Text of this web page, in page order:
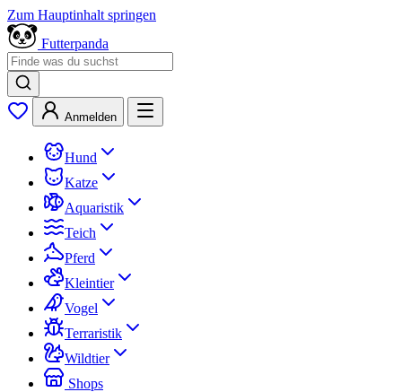
Zum Hauptinhalt springen
Futterpanda
Anmelden
Hund
Katze
Aquaristik
Teich
Pferd
Kleintier
Vogel
Terraristik
Wildtier
Shops